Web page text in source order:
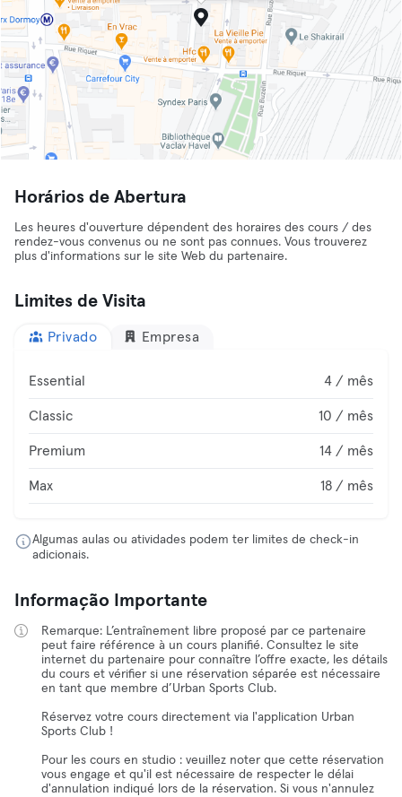
Horários de Abertura
Les heures d'ouverture dépendent des horaires des cours / des
rendez-vous convenus ou ne sont pas connues. Vous trouverez
plus d'informations sur le site Web du partenaire.
Limites de Visita
Privado Empresa
Essential 4 / mês
Classic 10 / mês
Premium 14 / mês
Max 18 / mês
Algumas aulas ou atividades podem ter limites de check-in
adicionais.
Informação Importante
Remarque: L’entraînement libre proposé par ce partenaire
peut faire référence à un cours planifié. Consultez le site
internet du partenaire pour connaître l’offre exacte, les détails
du cours et vérifier si une réservation séparée est nécessaire
en tant que membre d’Urban Sports Club.
Réservez votre cours directement via l'application Urban
Sports Club !
Pour les cours en studio : veuillez noter que cette réservation
vous engage et qu'il est nécessaire de respecter le délai
d'annulation indiqué lors de la réservation. Si vous n'annulez